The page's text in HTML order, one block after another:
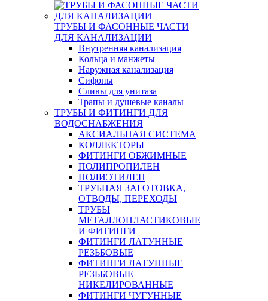
ТРУБЫ И ФАСОННЫЕ ЧАСТИ
ДЛЯ КАНАЛИЗАЦИИ
Внутренняя канализация
Кольца и манжеты
Наружная канализация
Сифоны
Сливы для унитаза
Трапы и душевые каналы
ТРУБЫ И ФИТИНГИ ДЛЯ
ВОДОСНАБЖЕНИЯ
АКСИАЛЬНАЯ СИСТЕМА
КОЛЛЕКТОРЫ
ФИТИНГИ ОБЖИМНЫЕ
ПОЛИПРОПИЛЕН
ПОЛИЭТИЛЕН
ТРУБНАЯ ЗАГОТОВКА,
ОТВОДЫ, ПЕРЕХОДЫ
ТРУБЫ
МЕТАЛЛОПЛАСТИКОВЫЕ
И ФИТИНГИ
ФИТИНГИ ЛАТУННЫЕ
РЕЗЬБОВЫЕ
ФИТИНГИ ЛАТУННЫЕ
РЕЗЬБОВЫЕ
НИКЕЛИРОВАННЫЕ
ФИТИНГИ ЧУГУННЫЕ